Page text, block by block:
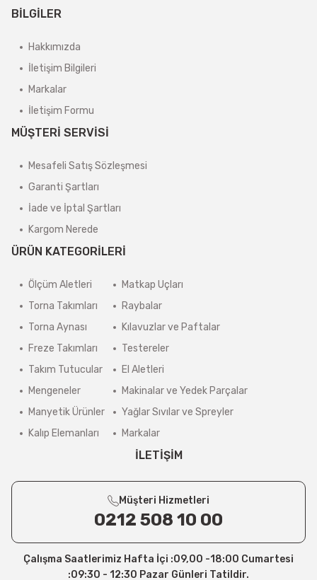
BİLGİLER
Hakkımızda
İletişim Bilgileri
Markalar
İletişim Formu
MÜŞTERİ SERVİSİ
Mesafeli Satış Sözleşmesi
Garanti Şartları
İade ve İptal Şartları
Kargom Nerede
ÜRÜN KATEGORİLERİ
Ölçüm Aletleri
Torna Takımları
Torna Aynası
Freze Takımları
Takım Tutucular
Mengeneler
Manyetik Ürünler
Kalıp Elemanları
Matkap Uçları
Raybalar
Kılavuzlar ve Paftalar
Testereler
El Aletleri
Makinalar ve Yedek Parçalar
Yağlar Sıvılar ve Spreyler
Markalar
İLETİŞİM
Müşteri Hizmetleri
0212 508 10 00
Çalışma Saatlerimiz Hafta İçi :09,00 -18:00 Cumartesi
:09:30 - 12:30 Pazar Günleri Tatildir.